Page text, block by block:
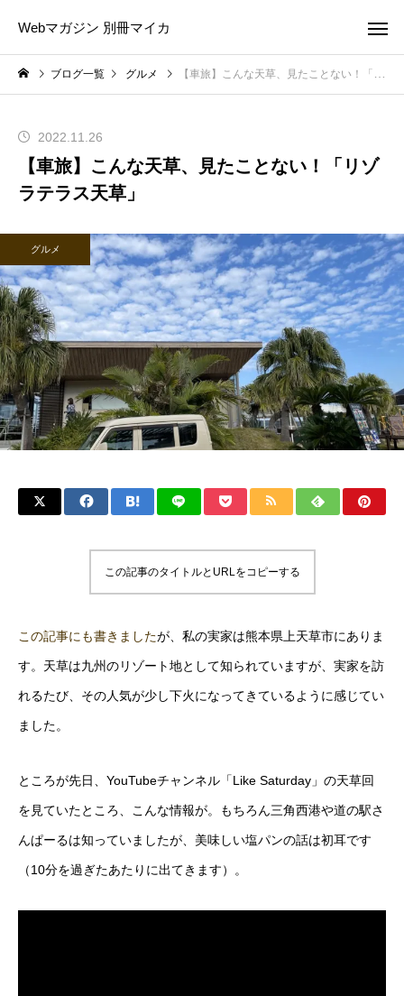
Webマガジン 別冊マイカ
ブログ一覧 グルメ 【車旅】こんな天草、見たことない！「リゾラテラス天草」
2022.11.26
【車旅】こんな天草、見たことない！「リゾ
ラテラス天草」
グルメ
この記事のタイトルとURLをコピーする
この記事にも書きましたが、私の実家は熊本県上天草市にありま
す。天草は九州のリゾート地として知られていますが、実家を訪
れるたび、その人気が少し下火になってきているように感じてい
ました。
ところが先日、YouTubeチャンネル「Like Saturday」の天草回
を見ていたところ、こんな情報が。もちろん三角西港や道の駅さ
んぱーるは知っていましたが、美味しい塩パンの話は初耳です
（10分を過ぎたあたりに出てきます）。